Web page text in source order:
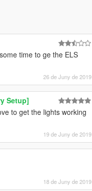
time to ge the ELS
26 de Juny de 2019
Setup]
to get the lights working
19 de Juny de 2019
18 de Juny de 2019